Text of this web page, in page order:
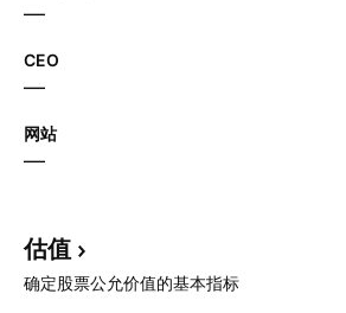
—
CEO
—
网站
—
估值
确定股票公允价值的基本指标